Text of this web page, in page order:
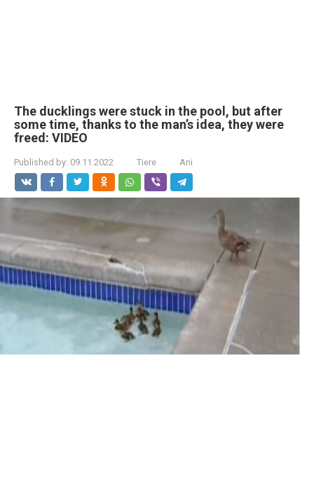
The ducklings were stuck in the pool, but after
some time, thanks to the man’s idea, they were
freed: VIDEO
Published by: 09.11.2022 Tiere Ani